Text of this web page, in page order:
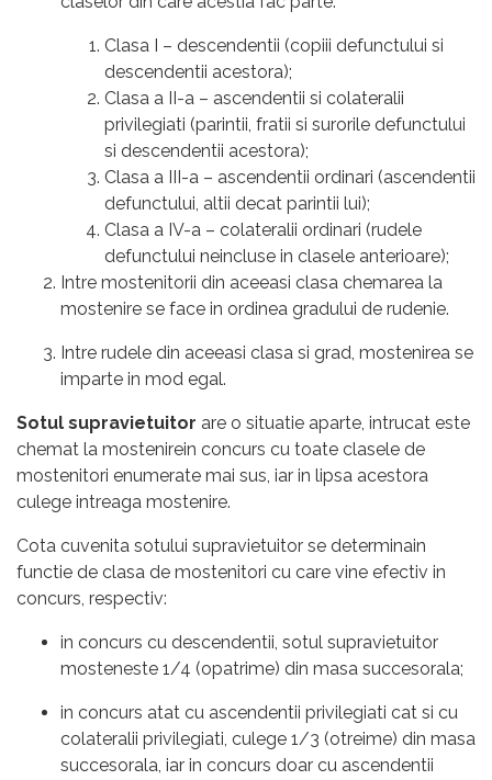
Clasa I – descendentii (copiii defunctului si
descendentii acestora);
Clasa a II-a – ascendentii si colateralii
privilegiati (parintii, fratii si surorile defunctului
si descendentii acestora);
Clasa a III-a – ascendentii ordinari (ascendentii
defunctului, altii decat parintii lui);
Clasa a IV-a – colateralii ordinari (rudele
defunctului neincluse in clasele anterioare);
Intre mostenitorii din aceeasi clasa chemarea la
mostenire se face in ordinea gradului de rudenie.
Intre rudele din aceeasi clasa si grad, mostenirea se
imparte in mod egal.
Sotul supravietuitor are o situatie aparte, intrucat este
chemat la mostenirein concurs cu toate clasele de
mostenitori enumerate mai sus, iar in lipsa acestora
culege intreaga mostenire.
Cota cuvenita sotului supravietuitor se determinain
functie de clasa de mostenitori cu care vine efectiv in
concurs, respectiv:
in concurs cu descendentii, sotul supravietuitor
mosteneste 1/4 (opatrime) din masa succesorala;
in concurs atat cu ascendentii privilegiati cat si cu
colateralii privilegiati, culege 1/3 (otreime) din masa
succesorala, iar in concurs doar cu ascendentii